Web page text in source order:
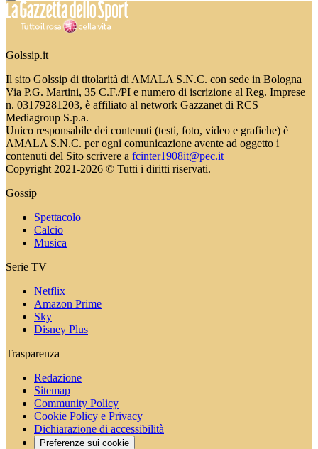
Golssip.it
Il sito Golssip di titolarità di AMALA S.N.C. con sede in Bologna
Via P.G. Martini, 35 C.F./PI e numero di iscrizione al Reg. Imprese
n. 03179281203, è affiliato al network Gazzanet di RCS
Mediagroup S.p.a.
Unico responsabile dei contenuti (testi, foto, video e grafiche) è
AMALA S.N.C. per ogni comunicazione avente ad oggetto i
contenuti del Sito scrivere a fcinter1908it@pec.it
Copyright 2021-2026 © Tutti i diritti riservati.
Gossip
Spettacolo
Calcio
Musica
Serie TV
Netflix
Amazon Prime
Sky
Disney Plus
Trasparenza
Redazione
Sitemap
Community Policy
Cookie Policy e Privacy
Dichiarazione di accessibilità
Preferenze sui cookie